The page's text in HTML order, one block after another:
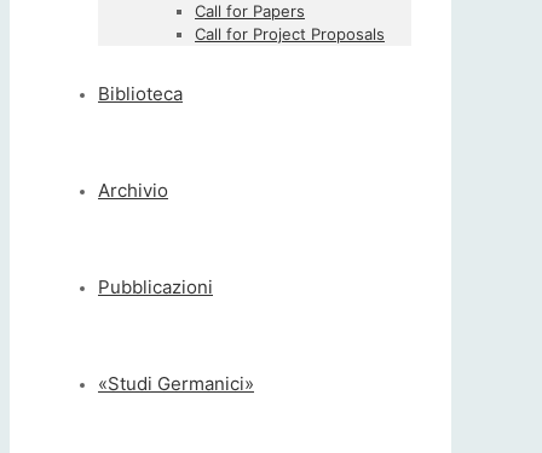
Call for Papers
Call for Project Proposals
Biblioteca
Archivio
Pubblicazioni
«Studi Germanici»